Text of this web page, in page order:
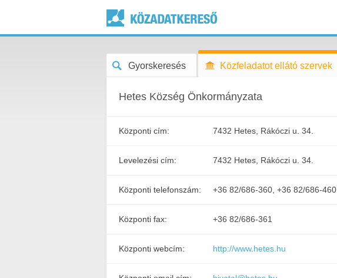
Gyorskeresés Közfeladatot ellátó szervek
Hetes Község Önkormányzata
Központi cím: 7432 Hetes, Rákóczi u. 34.
Levelezési cím: 7432 Hetes, Rákóczi u. 34.
Központi telefonszám: +36 82/686-360, +36 82/686-460
Központi fax: +36 82/686-361
Központi webcím: http://www.hetes.hu